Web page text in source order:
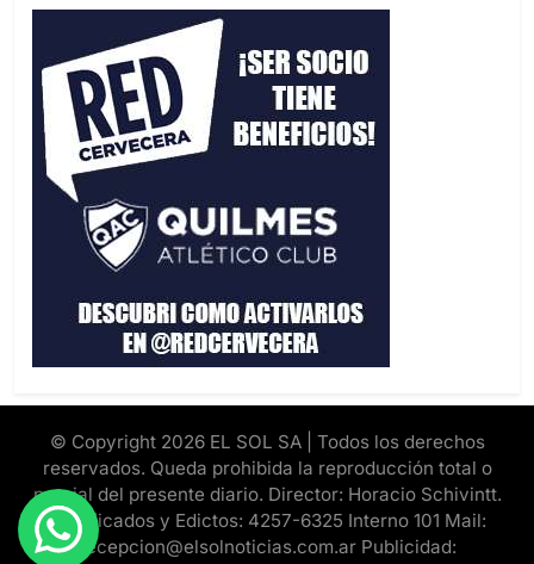
© Copyright 2026 EL SOL SA | Todos los derechos
reservados. Queda prohibida la reproducción total o
parcial del presente diario. Director: Horacio Schivintt.
Clasificados y Edictos: 4257-6325 Interno 101 Mail:
recepcion@elsolnoticias.com.ar Publicidad: